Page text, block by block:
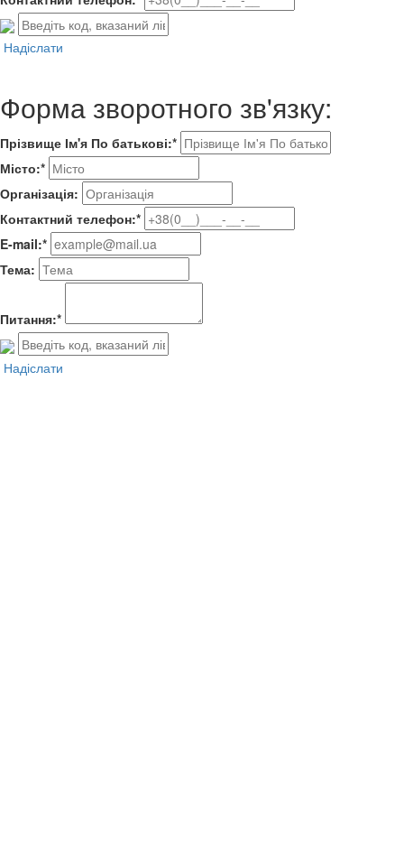
Надіслати
Форма зворотного зв'язку:
Прізвище Ім'я По батькові:*
Місто:*
Організація:
Контактний телефон:*
E-mail:*
Тема:
Питання:*
Надіслати